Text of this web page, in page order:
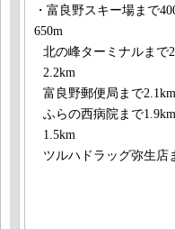
・ 富良野スキー場まで
650m
北の峰ターミナルまで
2.2km
富良野郵便局まで2.1km
ふらの西病院まで1.9km
1.5km
ツルハドラッグ弥生店